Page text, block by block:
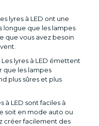
lyres à LED ont une
longue que les lampes
que vous avez besoin
lyres à LED émettent
que les lampes
plus sûres et plus
à LED sont faciles à
soit en mode auto ou
créer facilement des